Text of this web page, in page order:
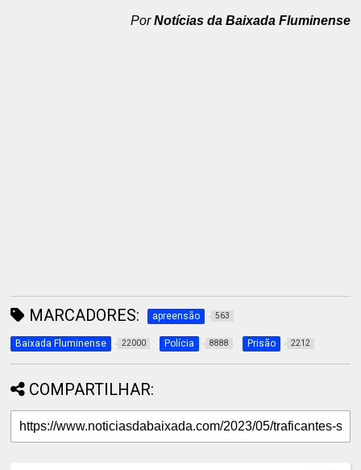
PorNotícias da Baixada Fluminense
MARCADORES: apreensão 563
Baixada Fluminense 22000 Polícia 8888 Prisão 2212
COMPARTILHAR: